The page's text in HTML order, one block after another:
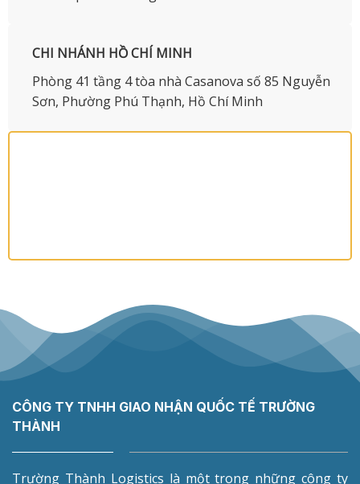
CHI NHÁNH HỒ CHÍ MINH
Phòng 41 tầng 4 tòa nhà Casanova số 85 Nguyễn
Sơn, Phường Phú Thạnh, Hồ Chí Minh
CÔNG TY TNHH GIAO NHẬN QUỐC TẾ TRƯỜNG
THÀNH
Trường Thành Logistics là một trong những công ty